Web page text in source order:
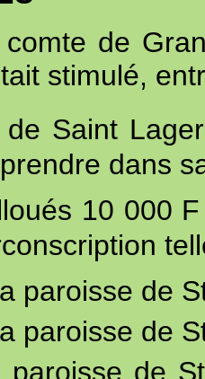
de
stimulé,
Saint
dans
10 000
paroisse de
paroisse de
de